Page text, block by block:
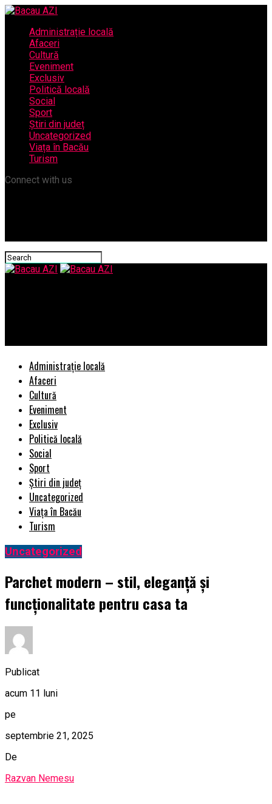
Administrație locală
Afaceri
Cultură
Eveniment
Exclusiv
Politică locală
Social
Sport
Știri din județ
Uncategorized
Viața în Bacău
Turism
Connect with us
Administrație locală
Afaceri
Cultură
Eveniment
Exclusiv
Politică locală
Social
Sport
Știri din județ
Uncategorized
Viața în Bacău
Turism
Uncategorized
Parchet modern – stil, eleganță și
funcționalitate pentru casa ta
Publicat
acum 11 luni
pe
septembrie 21, 2025
De
Razvan Nemesu